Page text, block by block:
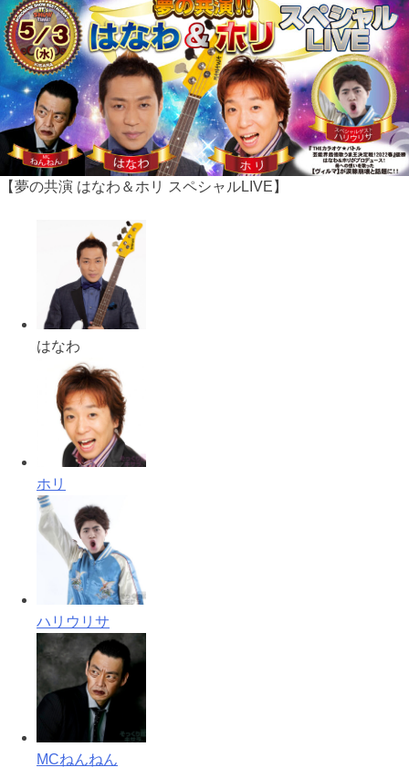
【夢の共演 はなわ＆ホリ スペシャルLIVE】
はなわ
ホリ
ハリウリサ
MCねんねん